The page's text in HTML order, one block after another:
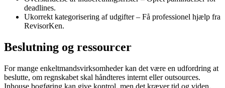
deadlines.
Ukorrekt kategorisering af udgifter – Få professionel hjælp fra
RevisorKen.
Beslutning og ressourcer
For mange enkeltmandsvirksomheder kan det være en udfordring at
beslutte, om regnskabet skal håndteres internt eller outsources.
Inhouse bogføring kan give kontrol, men det kræver tid og viden.